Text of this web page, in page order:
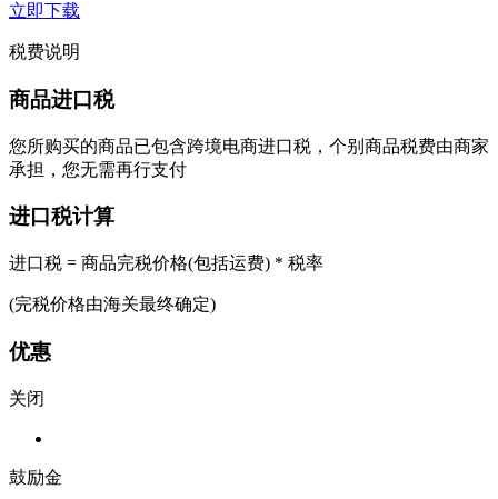
立即下载
税费说明
商品进口税
您所购买的商品已包含跨境电商进口税，个别商品税费由商家
承担，您无需再行支付
进口税计算
进口税 = 商品完税价格(包括运费) * 税率
(完税价格由海关最终确定)
优惠
关闭
鼓励金